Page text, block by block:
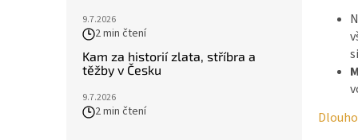
9.7.2026
2 min čtení
Kam za historií zlata, stříbra a
těžby v Česku
9.7.2026
2 min čtení